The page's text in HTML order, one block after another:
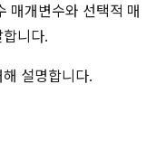
매개변수와 선택적 매
니다.
설명합니다.